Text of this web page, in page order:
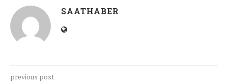
SAATHABER
previous post